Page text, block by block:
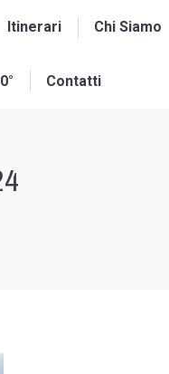
Itinerari Chi Siamo
Contatti